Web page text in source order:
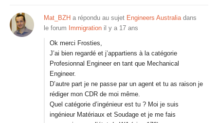
Mat_BZH a répondu au sujet Engineers Australiadans
le forum Immigration il y a 17 ans
Ok merci Frosties,
J’ai bien regardé et j’appartiens à la catégorie
Profesionnal Engineer en tant que Mechanical
Engineer.
D’autre part je ne passe par un agent et tu as raison je
rédiger mon CDR de moi même.
Quel catégorie d’ingénieur est tu ? Moi je suis
ingénieur Matériaux et Soudage et je me fais